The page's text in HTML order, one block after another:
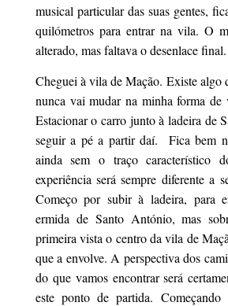
musical particular das suas gentes,
quilómetros para entrar na vila. O
alterado, mas faltava o desenlace final.
Cheguei à vila de Mação. Existe algo
nunca vai mudar na minha forma de
Estacionar o carro junto à ladeira de
seguir a pé a partir daí.
Fica bem
ainda sem o traço característico
experiência será sempre diferente a
Começo por subir à ladeira, para
ermida de Santo António, mas
primeira vista o centro da vila de
que a envolve. A perspectiva dos
do que vamos encontrar será
este ponto de partida.